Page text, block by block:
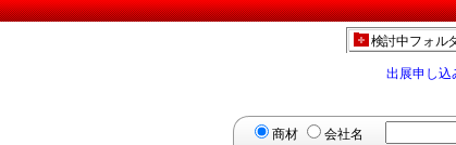
検討中フォル
出展申し込
商材 会社名